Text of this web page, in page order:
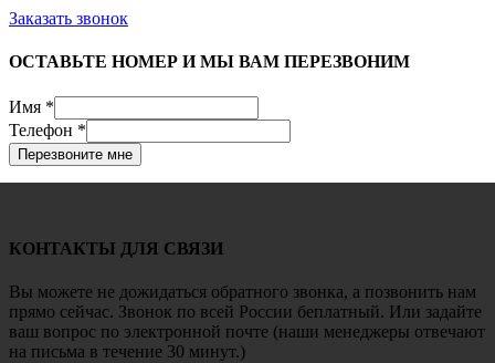
Заказать звонок
ОСТАВЬТЕ НОМЕР И МЫ ВАМ ПЕРЕЗВОНИМ
Имя *
Телефон *
Перезвоните мне
КОНТАКТЫ ДЛЯ СВЯЗИ
Вы можете не дожидаться обратного звонка, а позвонить нам
прямо сейчас. Звонок по всей России беплатный. Или задайте
ваш вопрос по электронной почте (наши менеджеры отвечают
на письма в течение 30 минут.)